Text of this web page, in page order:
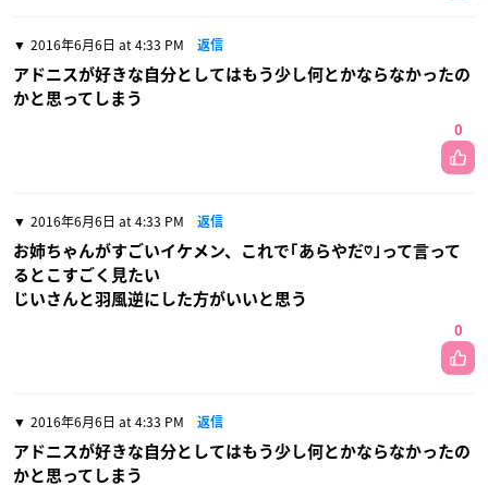
2016年6月6日 at 4:33 PM 返信
アドニスが好きな自分としてはもう少し何とかならなかったの
かと思ってしまう
0
2016年6月6日 at 4:33 PM 返信
お姉ちゃんがすごいイケメン、これで｢あらやだ♡｣って言って
るとこすごく見たい
じいさんと羽風逆にした方がいいと思う
0
2016年6月6日 at 4:33 PM 返信
アドニスが好きな自分としてはもう少し何とかならなかったの
かと思ってしまう